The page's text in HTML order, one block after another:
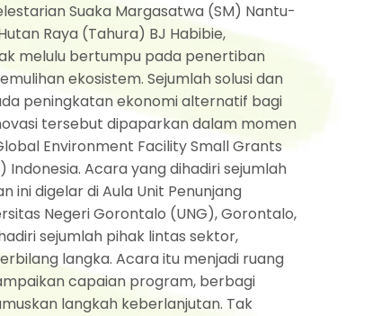
Suaka Margasatwa (SM) Nantu-
Raya (Tahura) BJ Habibie,
melulu bertumpu pada penertiban
ekosistem. Sejumlah solusi dan
peningkatan ekonomi alternatif bagi
tersebut dipaparkan dalam momen
Environment Facility Small Grants
Indonesia. Acara yang dihadiri sejumlah
ini digelar di Aula Unit Penunjang
Negeri Gorontalo (UNG), Gorontalo,
sejumlah pihak lintas sektor,
langka. Acara itu menjadi ruang
capaian program, berbagi
langkah keberlanjutan. Tak